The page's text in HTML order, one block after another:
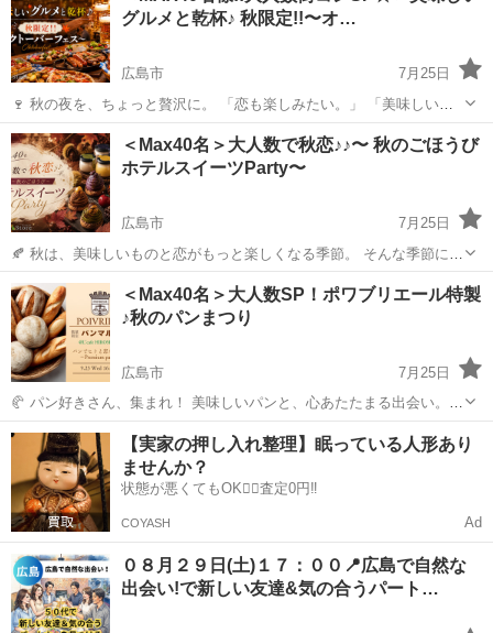
グルメと乾杯♪ 秋限定!!〜オ…
広島市
7月25日
🍷 秋の夜を、ちょっと贅沢に。 「恋も楽しみたい。」 「美味しい時
間も過ごしたい。」 そんな大人のためのLuxury Partyを開催します✨
今回は【最大40名様】の立食スタイル！ 自由に移動しな...
広島 広島市 パーティー 会場
＜Max40名＞大人数で秋恋♪♪〜 秋のごほうび
ホテルスイーツParty〜
広島市
7月25日
🍂 秋は、美味しいものと恋がもっと楽しくなる季節。 そんな季節にぴ
ったりの【ホテルスイーツParty】を開催します✨ 今回は【最大40名
様】の大人数スペシャル！ 一度にたくさんの方と出会えるので、「相
性の合...
広島 広島市 パーティー スイーツ
＜Max40名＞大人数SP！ポワブリエール特製
♪秋のパンまつり
広島市
7月25日
🥐 パン好きさん、集まれ！ 美味しいパンと、心あたたまる出会い。
どちらも楽しめる、40代・50代限定のプレミアム恋活イベントを開催
します✨ 今回は【最大40名様】の大人数企画！ 「たくさんの方と話し
てみ...
広島 広島市 パーティー
【実家の押し入れ整理】眠っている人形あり
ませんか？
状態が悪くてもOK🙆‍♀️査定0円‼️
COYASH Ad
０８月２９日(土)１７：００📍広島で自然な
出会い!で新しい友達&気の合うパート…